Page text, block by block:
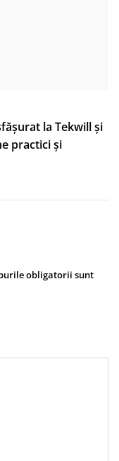
la Tekwill și
practici și
obligatorii sunt